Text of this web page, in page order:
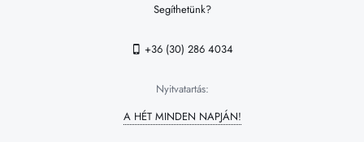
Segíthetünk?
+36 (30) 286 4034
Nyitvatartás:
A HÉT MINDEN NAPJÁN!